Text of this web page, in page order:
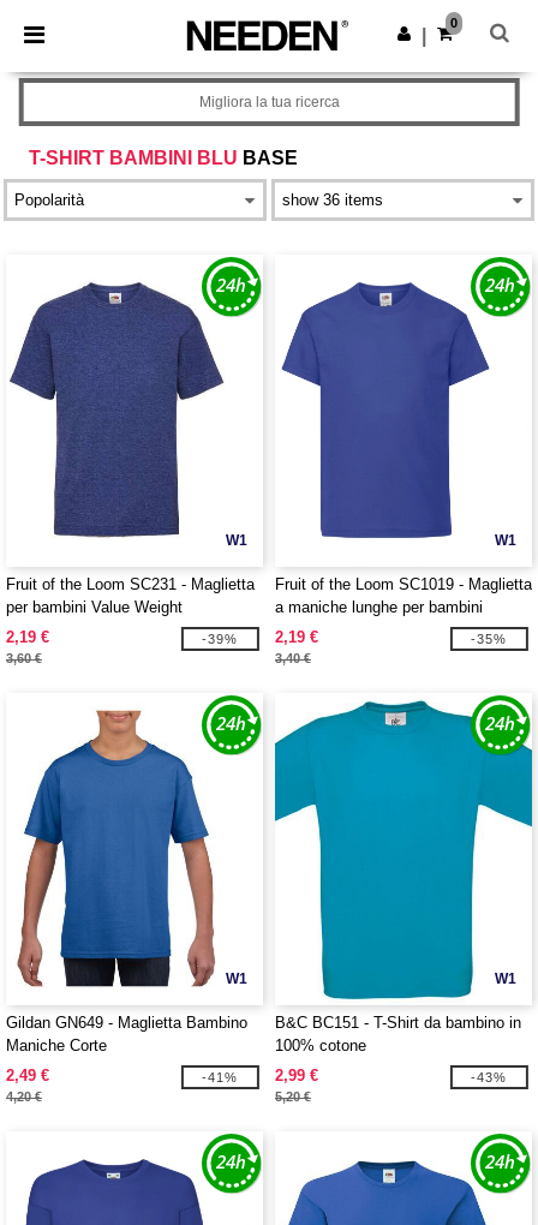
× App Needen
Prezzi migliori sull'app!
Scarica app
0
T-SHIRT BAMBINI BLU BASE
Migliora la tua ricerca
W1
Fruit of the Loom SC231 - Maglietta
per bambini Value Weight
2,19 €
3,60 €
-39%
W1
Fruit of the Loom SC1019 - Maglietta
a maniche lunghe per bambini
2,19 €
3,40 €
-35%
W1
Gildan GN649 - Maglietta Bambino
Maniche Corte
2,49 €
4,20 €
-41%
W1
B&C BC151 - T-Shirt da bambino in
100% cotone
2,99 €
5,20 €
-43%